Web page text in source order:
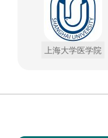
上海大学医学院